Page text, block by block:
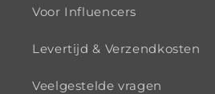
Voor Influencers
Levertijd & Verzendkosten
Veelgestelde vragen